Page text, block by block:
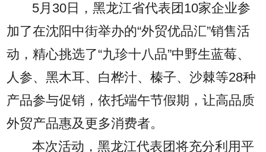
5月30日，黑龙江省代表团10家企业参
加了在沈阳中街举办的“外贸优品汇”销售活
动，精心挑选了“九珍十八品”中野生蓝莓、
人参、黑木耳、白桦汁、榛子、沙棘等28种
产品参与促销，依托端午节假期，让高品质
外贸产品惠及更多消费者。
本次活动，黑龙江代表团将充分利用平